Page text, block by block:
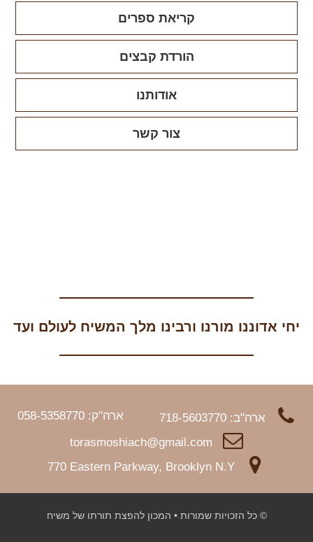
קריאת ספרים
הורדת קבצים
אודותנו
צור קשר
יחי אדוננו מורנו ורבינו מלך המשיח לעולם ועד
ארה"ב: 718-5603770
ארה"ק: 058-5358770
torasmoshiach@gmail.com
770 Eastern Parkway, Brooklyn N.Y
© כל הזכויות שמורות • המכון להפצת תורתו של משיח